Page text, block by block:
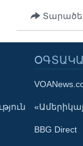
BBG Direct